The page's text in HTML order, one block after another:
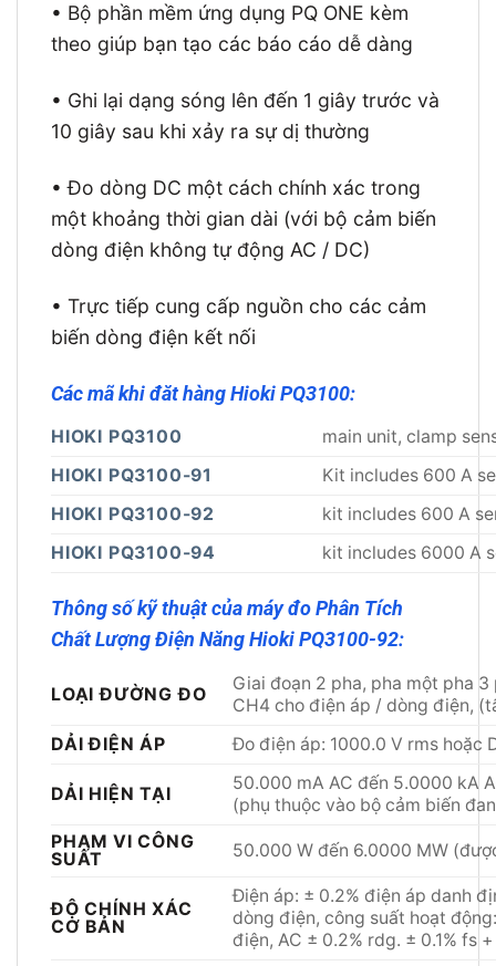
• Bộ phần mềm ứng dụng PQ ONE kèm
theo giúp bạn tạo các báo cáo dễ dàng
• Ghi lại dạng sóng lên đến 1 giây trước và
10 giây sau khi xảy ra sự dị thường
• Đo dòng DC một cách chính xác trong
một khoảng thời gian dài (với bộ cảm biến
dòng điện không tự động AC / DC)
• Trực tiếp cung cấp nguồn cho các cảm
biến dòng điện kết nối
Các mã khi đăt hàng Hioki PQ3100:
HIOKI PQ3100
main unit, clamp
HIOKI PQ3100-91
Kit includes 600 A
HIOKI PQ3100-92
kit includes 600 A
HIOKI PQ3100-94
kit includes 6000 A
Thông số kỹ thuật của máy đo Phân Tích
Chất Lượng Điện Năng Hioki PQ3100-92:
LOẠI ĐƯỜNG ĐO
Giai đoạn 2 pha, pha một pha
CH4 cho điện áp / dòng điện,
DẢI ĐIỆN ÁP
Đo điện áp: 1000.0 V rms hoặc
DẢI HIỆN TẠI
50.000 mA AC đến 5.0000 kA
(phụ thuộc vào bộ cảm biến
PHẠM VI CÔNG
SUẤT
50.000 W đến 6.0000 MW
ĐỘ CHÍNH XÁC
CƠ BẢN
Điện áp: ± 0.2% điện áp danh
dòng điện, công suất hoạt
điện, AC ± 0.2% rdg. ± 0.1% fs